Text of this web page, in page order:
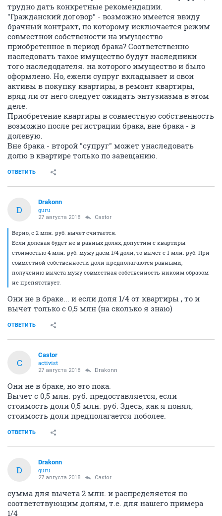
трудно дать конкретные рекомендации.
"Гражданский договор" - возможно имеется ввиду
брачный контракт, по которому исключается режим
совместной собствености на имущество
приобретенное в период брака? Соответственно
наследовать такое имущество будут наследники
того наследодателя. на которого имущество и было
оформлено. Но, ежели супруг вкладывает и свои
активы в покупку квартиры, в ремонт квартиры,
вряд ли от него следует ожидать энтузиазма в этом
деле.
Приобретение квартиры в совместную собственность
возможно после регистрации брака, вне брака - в
долевую.
Вне брака - второй "супруг" может унаследовать
долю в квартире только по завещанию.
ОТВЕТИТЬ
D
Drakonn
guru
27 августа 2018 Castor
Верно, с 2 млн. руб. вычет считается.
Если долевая будет не в равных долях, допустим с квартиры
стоимостью 4 млн. руб. мужу даем 1/4 доли, то вычет с 1 млн. руб. При
совместной собственности доли предполагаются равными,
получению вычета мужу совместная собственность никоим образом
не препятствует.
Они не в браке... и если доля 1/4 от квартиры , то и
вычет только с 0,5 млн (на сколько я знаю)
ОТВЕТИТЬ
C
Castor
activist
27 августа 2018 Drakonn
Они не в браке, но это пока.
Вычет с 0,5 млн. руб. предоставляется, если
стоимость доли 0,5 млн. руб. Здесь, как я понял,
стоимость доли предполагается поболее.
ОТВЕТИТЬ
D
Drakonn
guru
27 августа 2018 Castor
сумма для вычета 2 млн. и распределяется по
соответствующим долям, т.е. для нашего примера
1/4